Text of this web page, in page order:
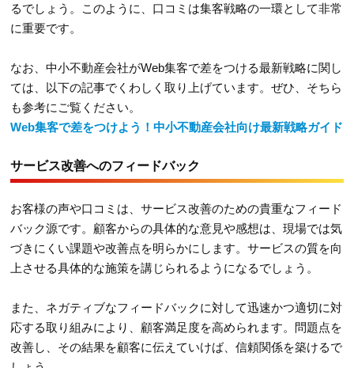
るでしょう。このように、口コミは集客戦略の一環として非常
に重要です。
なお、中小不動産会社がWeb集客で差をつける最新戦略に関し
ては、以下の記事でくわしく取り上げています。ぜひ、そちら
も参考にご覧ください。
Web集客で差をつけよう！中小不動産会社向け最新戦略ガイド
サービス改善へのフィードバック
お客様の声や口コミは、サービス改善のための貴重なフィード
バック源です。顧客からの具体的な意見や感想は、現場では気
づきにくい課題や改善点を明らかにします。サービスの質を向
上させる具体的な施策を講じられるようになるでしょう。
また、ネガティブなフィードバックに対して迅速かつ適切に対
応する取り組みにより、顧客満足度を高められます。問題点を
改善し、その結果を顧客に伝えていけば、信頼関係を築けるで